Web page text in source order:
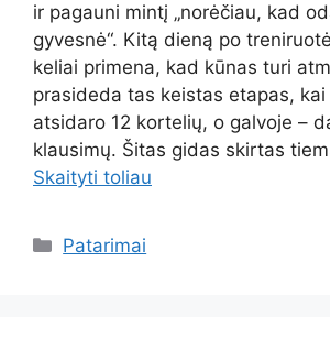
ir pagauni mintį „norėčiau, kad
gyvesnė“. Kitą dieną po
keliai primena, kad kūnas turi
prasideda tas keistas etapas, kai
atsidaro 12 kortelių, o galvoje –
klausimų. Šitas gidas skirtas
Skaityti toliau
Kategorijos
Patarimai